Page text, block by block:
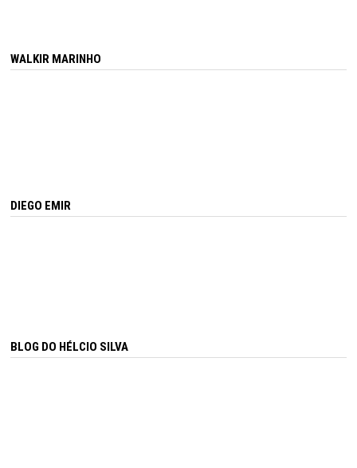
WALKIR MARINHO
DIEGO EMIR
BLOG DO HÉLCIO SILVA